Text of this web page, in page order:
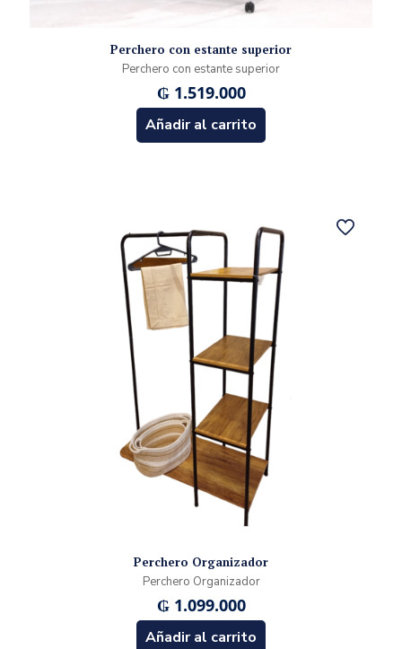
Perchero con estante superior
Perchero con estante superior
₲1.519.000
Añadir al carrito
Perchero Organizador
Perchero Organizador
₲1.099.000
Añadir al carrito